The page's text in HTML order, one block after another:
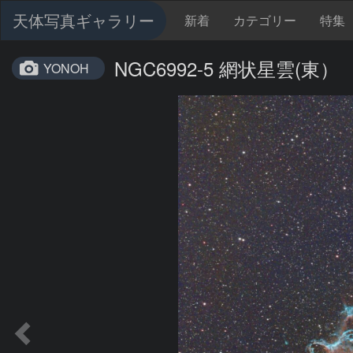
天体写真ギャラリー 新着 カテゴリー 特集
YONOH NGC6992-5 網状星雲(東）